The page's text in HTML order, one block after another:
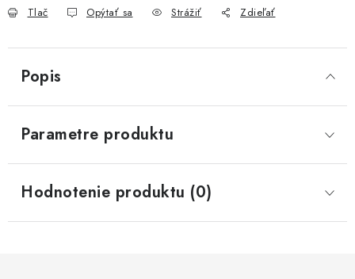
Tlač Opýtať sa Strážiť Zdieľať
Popis
Parametre produktu
Hodnotenie produktu (0)